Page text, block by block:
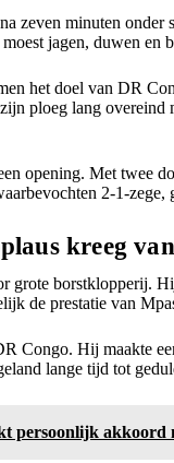
zeven minuten onder
jagen, duwen en
het doel van DR
ploeg lang overeind
opening. Met twee
2-1-zege,
kreeg
grote borstklopperij.
de prestatie van
Congo. Hij maakte
lange tijd tot
persoonlijk akkoord